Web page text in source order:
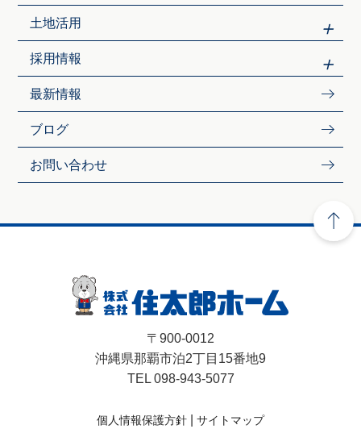
土地活用
採用情報
最新情報
ブログ
お問い合わせ
〒900-0012
沖縄県那覇市泊2丁目15番地9
TEL 098-943-5077
個人情報保護方針 サイトマップ